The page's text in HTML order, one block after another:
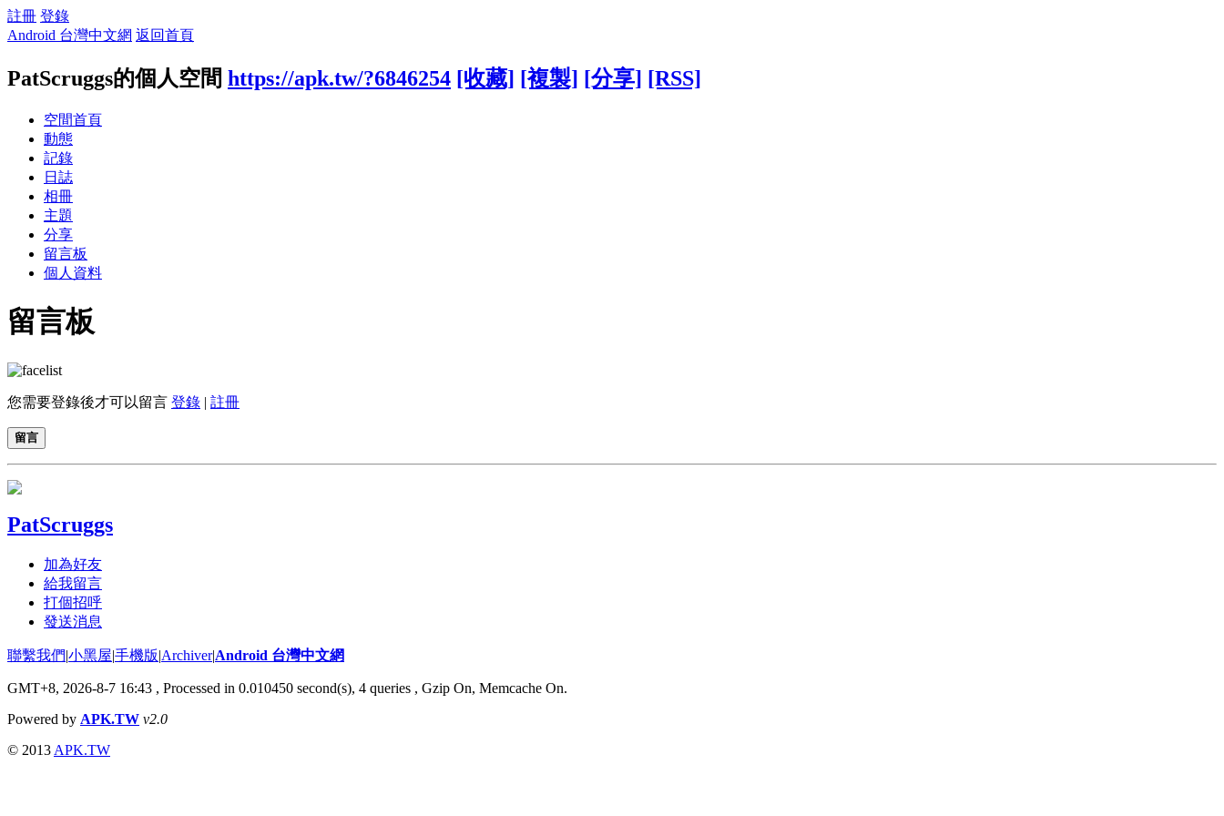
註冊 登錄
Android 台灣中文網 返回首頁
PatScruggs的個人空間 https://apk.tw/?6846254 [收藏] [複製] [分享] [RSS]
空間首頁
動態
記錄
日誌
相冊
主題
分享
留言板
個人資料
留言板
您需要登錄後才可以留言 登錄 | 註冊
留言
PatScruggs
加為好友
給我留言
打個招呼
發送消息
聯繫我們|小黑屋|手機版|Archiver|Android 台灣中文網
GMT+8, 2026-8-7 16:43 , Processed in 0.010450 second(s), 4 queries , Gzip On, Memcache On.
Powered by APK.TW v2.0
© 2013 APK.TW